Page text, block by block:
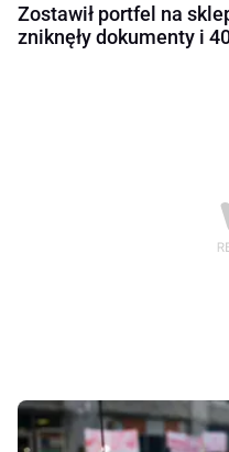
Zostawił portfel na
zniknęły dokumenty i